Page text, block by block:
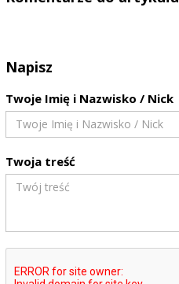
Napisz
Twoje Imię i Nazwisko / Nick
Twoja treść